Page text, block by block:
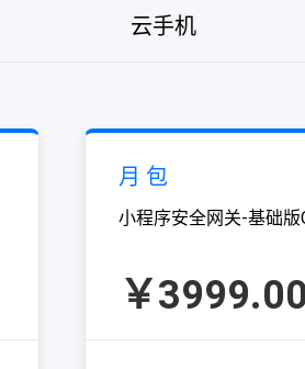
云手机
月 包
小程序安全网关-基础版
￥3999.00